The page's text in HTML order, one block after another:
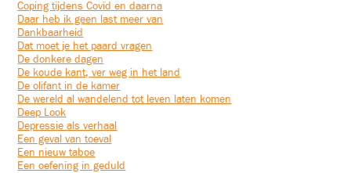
Coping tijdens Covid en daarna
Daar heb ik geen last meer van
Dankbaarheid
Dat moet je het paard vragen
De donkere dagen
De koude kant, ver weg in het land
De olifant in de kamer
De wereld al wandelend tot leven laten komen
Deep Look
Depressie als verhaal
Een geval van toeval
Een nieuw taboe
Een oefening in geduld